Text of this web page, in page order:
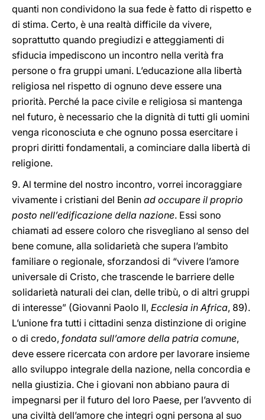
quanti non condividono la sua fede è fatto di rispetto e
di stima. Certo, è una realtà difficile da vivere,
soprattutto quando pregiudizi e atteggiamenti di
sfiducia impediscono un incontro nella verità fra
persone o fra gruppi umani. L’educazione alla libertà
religiosa nel rispetto di ognuno deve essere una
priorità. Perché la pace civile e religiosa si mantenga
nel futuro, è necessario che la dignità di tutti gli uomini
venga riconosciuta e che ognuno possa esercitare i
propri diritti fondamentali, a cominciare dalla libertà di
religione.
9. Al termine del nostro incontro, vorrei incoraggiare
vivamente i cristiani del Benin ad occupare il proprio
posto nell’edificazione della nazione. Essi sono
chiamati ad essere coloro che risvegliano al senso del
bene comune, alla solidarietà che supera l’ambito
familiare o regionale, sforzandosi di “vivere l’amore
universale di Cristo, che trascende le barriere delle
solidarietà naturali dei clan, delle tribù, o di altri gruppi
di interesse” (Giovanni Paolo II, Ecclesia in Africa, 89).
L’unione fra tutti i cittadini senza distinzione di origine
o di credo, fondata sull’amore della patria comune,
deve essere ricercata con ardore per lavorare insieme
allo sviluppo integrale della nazione, nella concordia e
nella giustizia. Che i giovani non abbiano paura di
impegnarsi per il futuro del loro Paese, per l’avvento di
una civiltà dell’amore che integri ogni persona al suo